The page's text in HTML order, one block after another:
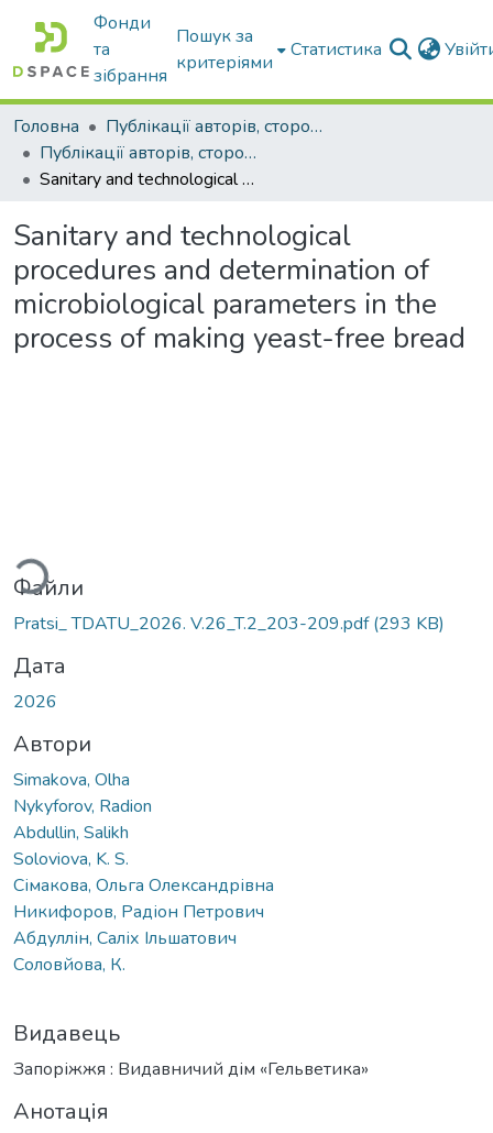
Фонди
та
зібрання
Пошук за
критеріями
Статистика
Головна
Публікації авторів, сторонніх університету
Публікації авторів, сторонніх університету
Sanitary and technological procedures and determination of microbiological parameters in the process of making yeast-free bread
Sanitary and technological
procedures and determination of
microbiological parameters in the
process of making yeast-free bread
Вантажиться...
Файли
Pratsi_ TDATU_2026. V.26_T.2_203-209.pdf(293 KB)
Дата
2026
Автори
Simakova, Olha
Nykyforov, Radion
Abdullin, Salikh
Soloviova, K. S.
Сімакова, Ольга Олександрівна
Никифоров, Радіон Петрович
Абдуллін, Саліх Ільшатович
Соловйова, К.
Видавець
Запоріжжя : Видавничий дім «Гельветика»
Анотація